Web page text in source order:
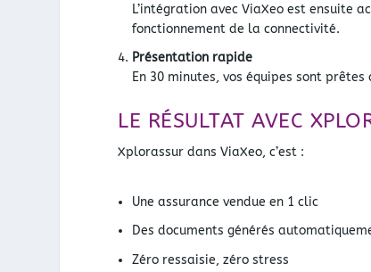
L’intégration avec ViaXeo est ensuite
fonctionnement de la connectivité.
Présentation rapide
En 30 minutes, vos équipes sont
LE RÉSULTAT AVEC
Xplorassur dans ViaXeo, c’est :
Une assurance vendue en 1 clic
Des documents générés
Zéro ressaisie, zéro stress